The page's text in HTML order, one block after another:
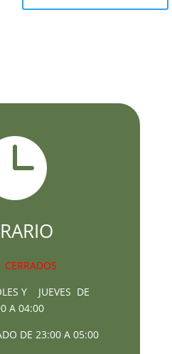
CERRADOS
Y JUEVES DE
A 04:00
DE 23:00 A 05:00